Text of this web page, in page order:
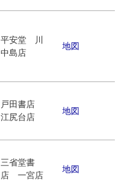
平安堂 川
中島店
地図
戸田書店
江尻台店
地図
三省堂書
店 一宮店
地図